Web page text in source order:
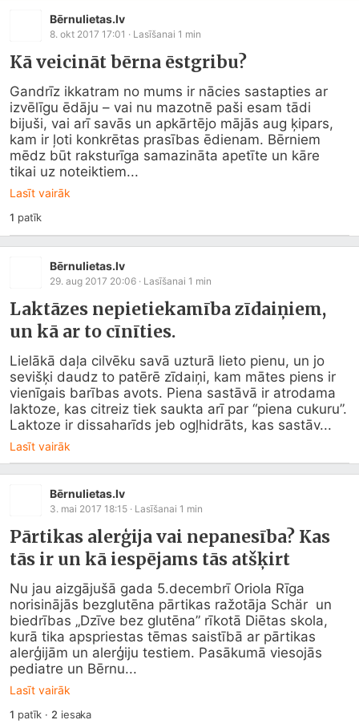
Bērnulietas.lv
8. okt 2017 17:01 · Lasīšanai 1 min
Kā veicināt bērna ēstgribu?
Gandrīz ikkatram no mums ir nācies sastapties ar
izvēlīgu ēdāju – vai nu mazotnē paši esam tādi
bijuši, vai arī savās un apkārtējo mājās aug ķipars,
kam ir ļoti konkrētas prasības ēdienam. Bērniem
mēdz būt raksturīga samazināta apetīte un kāre
tikai uz noteiktiem...
Lasīt vairāk
1 patīk
Bērnulietas.lv
29. aug 2017 20:06 · Lasīšanai 1 min
Laktāzes nepietiekamība zīdaiņiem,
un kā ar to cīnīties.
Lielākā daļa cilvēku savā uzturā lieto pienu, un jo
sevišķi daudz to patērē zīdaiņi, kam mātes piens ir
vienīgais barības avots. Piena sastāvā ir atrodama
laktoze, kas citreiz tiek saukta arī par “piena cukuru”.
Laktoze ir dissaharīds jeb ogļhidrāts, kas sastāv...
Lasīt vairāk
Bērnulietas.lv
3. mai 2017 18:15 · Lasīšanai 1 min
Pārtikas alerģija vai nepanesība? Kas
tās ir un kā iespējams tās atšķirt
Nu jau aizgājušā gada 5.decembrī Oriola Rīga
norisinājās bezglutēna pārtikas ražotāja Schär  un
biedrības „Dzīve bez glutēna” rīkotā Diētas skola,
kurā tika apspriestas tēmas saistībā ar pārtikas
alerģijām un alerģiju testiem. Pasākumā viesojās
pediatre un Bērnu...
Lasīt vairāk
1 patīk · 2 iesaka